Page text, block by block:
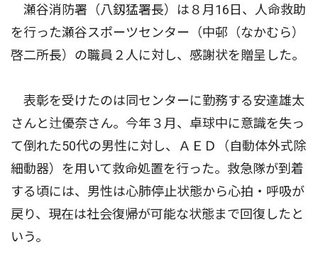
瀬谷消防署（八釼猛署長）は８月16日、人命救助
を行った瀬谷スポーツセンター（中邨（なかむら）
啓二所長）の職員２人に対し、感謝状を贈呈した。
表彰を受けたのは同センターに勤務する安達雄太
さんと辻優奈さん。今年３月、卓球中に意識を失っ
て倒れた50代の男性に対し、ＡＥＤ（自動体外式除
細動器）を用いて救命処置を行った。救急隊が到着
する頃には、男性は心肺停止状態から心拍・呼吸が
戻り、現在は社会復帰が可能な状態まで回復したと
いう。